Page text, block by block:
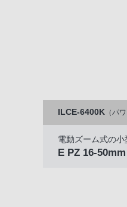
ILCE-6400K （パ
電動ズーム式の
E PZ 16-